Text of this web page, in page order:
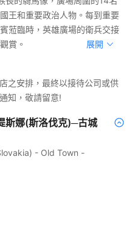
王和重要政治人物。每到重要
蒞臨時，英雄廣場的衛兵交接
賞。
展開
之安排，最終以接待公司或供
知，敬請留意!
斯娜(斯洛伐克)─古城
- Old Town -